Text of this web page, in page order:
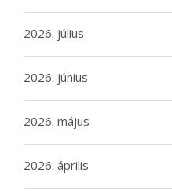
2026. július
2026. június
2026. május
2026. április